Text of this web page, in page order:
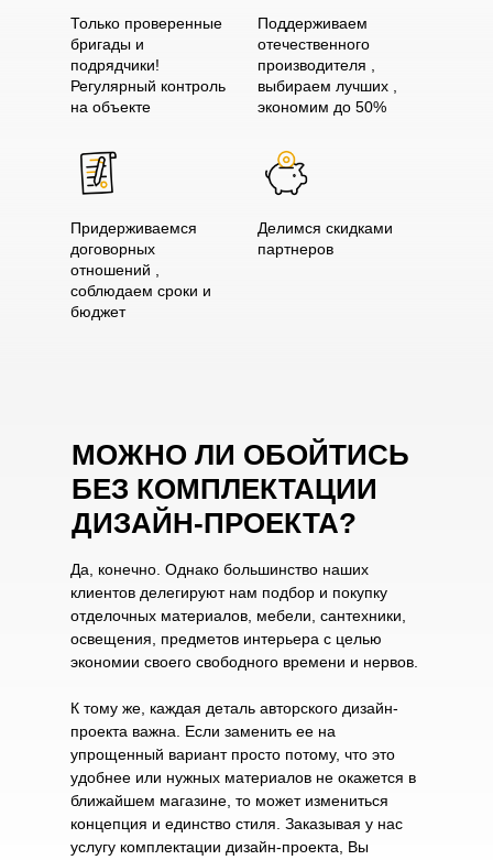
Только проверенные
бригады и
подрядчики!
Регулярный контроль
на объекте
Поддерживаем
отечественного
производителя ,
выбираем лучших ,
экономим до 50%
Придерживаемся
договорных
отношений ,
соблюдаем сроки и
бюджет
Делимся скидками
партнеров
МОЖНО ЛИ ОБОЙТИСЬ
БЕЗ КОМПЛЕКТАЦИИ
ДИЗАЙН-ПРОЕКТА?
Да, конечно. Однако большинство наших
клиентов делегируют нам подбор и покупку
отделочных материалов, мебели, сантехники,
освещения, предметов интерьера с целью
экономии своего свободного времени и нервов.
К тому же, каждая деталь авторского дизайн-
проекта важна. Если заменить ее на
упрощенный вариант просто потому, что это
удобнее или нужных материалов не окажется в
ближайшем магазине, то может измениться
концепция и единство стиля. Заказывая у нас
услугу комплектации дизайн-проекта, Вы